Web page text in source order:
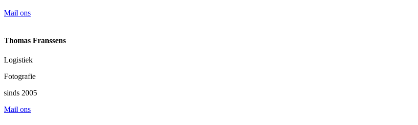
Mail ons
Thomas Franssens
Logistiek
Fotografie
sinds 2005
Mail ons